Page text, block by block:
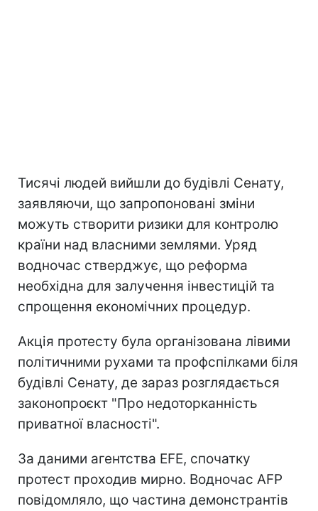
Тисячі людей вийшли до будівлі Сенату,
заявляючи, що запропоновані зміни
можуть створити ризики для контролю
країни над власними землями. Уряд
водночас стверджує, що реформа
необхідна для залучення інвестицій та
спрощення економічних процедур.
Акція протесту була організована лівими
політичними рухами та профспілками біля
будівлі Сенату, де зараз розглядається
законопроєкт "Про недоторканність
приватної власності".
За даними агентства EFE, спочатку
протест проходив мирно. Водночас AFP
повідомляло, що частина демонстрантів